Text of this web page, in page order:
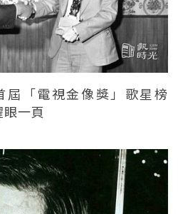
屆「電視金像獎」歌星榜
一頁